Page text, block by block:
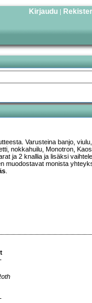
Kirjaudu |
Varusteina banjo,
nokkahuilu, Monotron,
ja 2 knallia ja lisäksi
muodostavat monista
.